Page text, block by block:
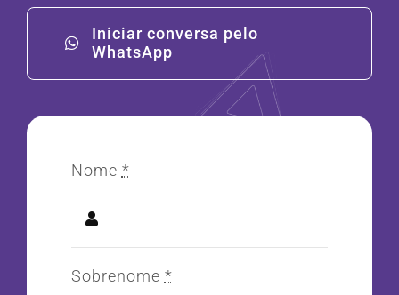
Iniciar conversa pelo
WhatsApp
Nome *
Sobrenome *